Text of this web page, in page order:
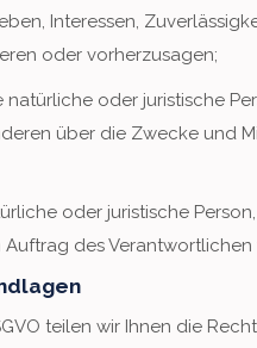
Interessen,
oder vorherzusagen;
natürliche oder juristische
über die Zwecke und
oder juristische
des Verantwortlichen
teilen wir Ihnen die